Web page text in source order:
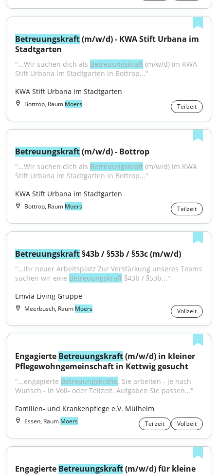
Betreuungskraft (m/w/d) - KWA Stift Urbana im
Stadtgarten
"...Wir suchen dich als Betreuungskraft (m/w/d) im KWA
Stift Urbana im Stadtgarten in Bottrop..."
KWA Stift Urbana im Stadtgarten
Bottrop, Raum Moers Teilzeit
Betreuungskraft (m/w/d) - Bottrop
"...Wir suchen dich als Betreuungskraft (m/w/d) im KWA
Stift Urbana im Stadtgarten in Bottrop..."
KWA Stift Urbana im Stadtgarten
Bottrop, Raum Moers Teilzeit
Betreuungskraft §43b / §53b / §53c (m/w/d)
"...Ihr neuer Arbeitsplatz Zur Verstärkung unseres Teams
suchen wir eine Betreuungskraft §43b / §53b..."
Emvia Living Gruppe
Meerbusch, Raum Moers Vollzeit
Engagierte Betreuungskraft (m/w/d) in kleiner
Pflegewohngemeinschaft in Kettwig gesucht
"...engagierte Betreuungskräfte. Sie arbeiten - je nach
Wunsch - in Voll- oder Teilzeit. Aufgaben Sie passen..."
Familien- und Krankenpflege e.V. Mülheim
Essen, Raum Moers Teilzeit Vollzeit
Engagierte Betreuungskraft (m/w/d) für kleine